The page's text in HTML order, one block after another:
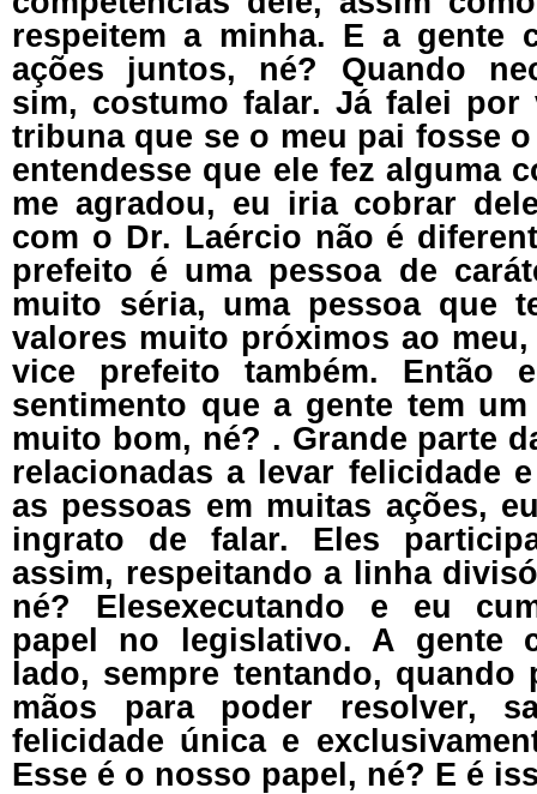
respeitem a minha. E a gente
ações juntos, né? Quando
sim, costumo falar. Já falei por
tribuna que se o meu pai fosse
entendesse que ele fez alguma
me agradou, eu iria cobrar
com o Dr. Laércio não é
prefeito é uma pessoa de
muito séria, uma pessoa que
valores muito próximos ao
vice prefeito também. Então
sentimento que a gente tem
muito bom, né? . Grande parte
relacionadas a levar felicidade
as pessoas em muitas ações,
ingrato de falar. Eles
assim, respeitando a linha
né? Elesexecutando e eu
papel no legislativo. A gente
lado, sempre tentando, quando
mãos para poder resolver,
felicidade única e
Esse é o nosso papel, né? E é